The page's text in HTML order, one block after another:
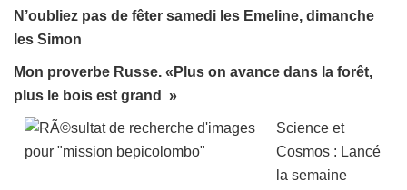
N’oubliez pas de fêter samedi les Emeline, dimanche
les Simon
Mon proverbe Russe. «Plus on avance dans la forêt,
plus le bois est grand
»
Science et
Cosmos : Lancé
la semaine